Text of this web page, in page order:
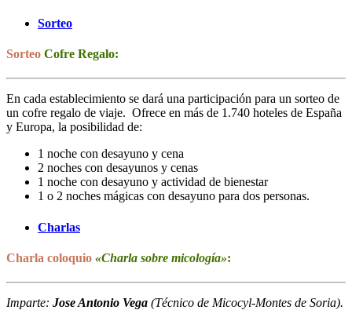
Sorteo
Sorteo Cofre Regalo:
En cada establecimiento se dará una participación para un sorteo de
un cofre regalo de viaje. Ofrece en más de 1.740 hoteles de España
y Europa, la posibilidad de:
1 noche con desayuno y cena
2 noches con desayunos y cenas
1 noche con desayuno y actividad de bienestar
1 o 2 noches mágicas con desayuno para dos personas.
Charlas
Charla coloquio «Charla sobre micología»:
Imparte: Jose Antonio Vega (Técnico de Micocyl-Montes de Soria).